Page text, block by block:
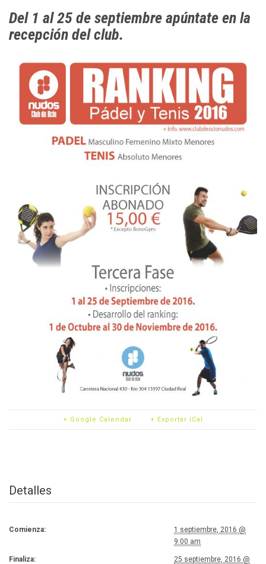
Del 1 al 25 de septiembre apúntate en la
recepción del club.
+ Google Calendar + Exportar iCal
Detalles
Comienza:
1 septiembre, 2016 @
9:00 am
Finaliza:
25 septiembre, 2016 @